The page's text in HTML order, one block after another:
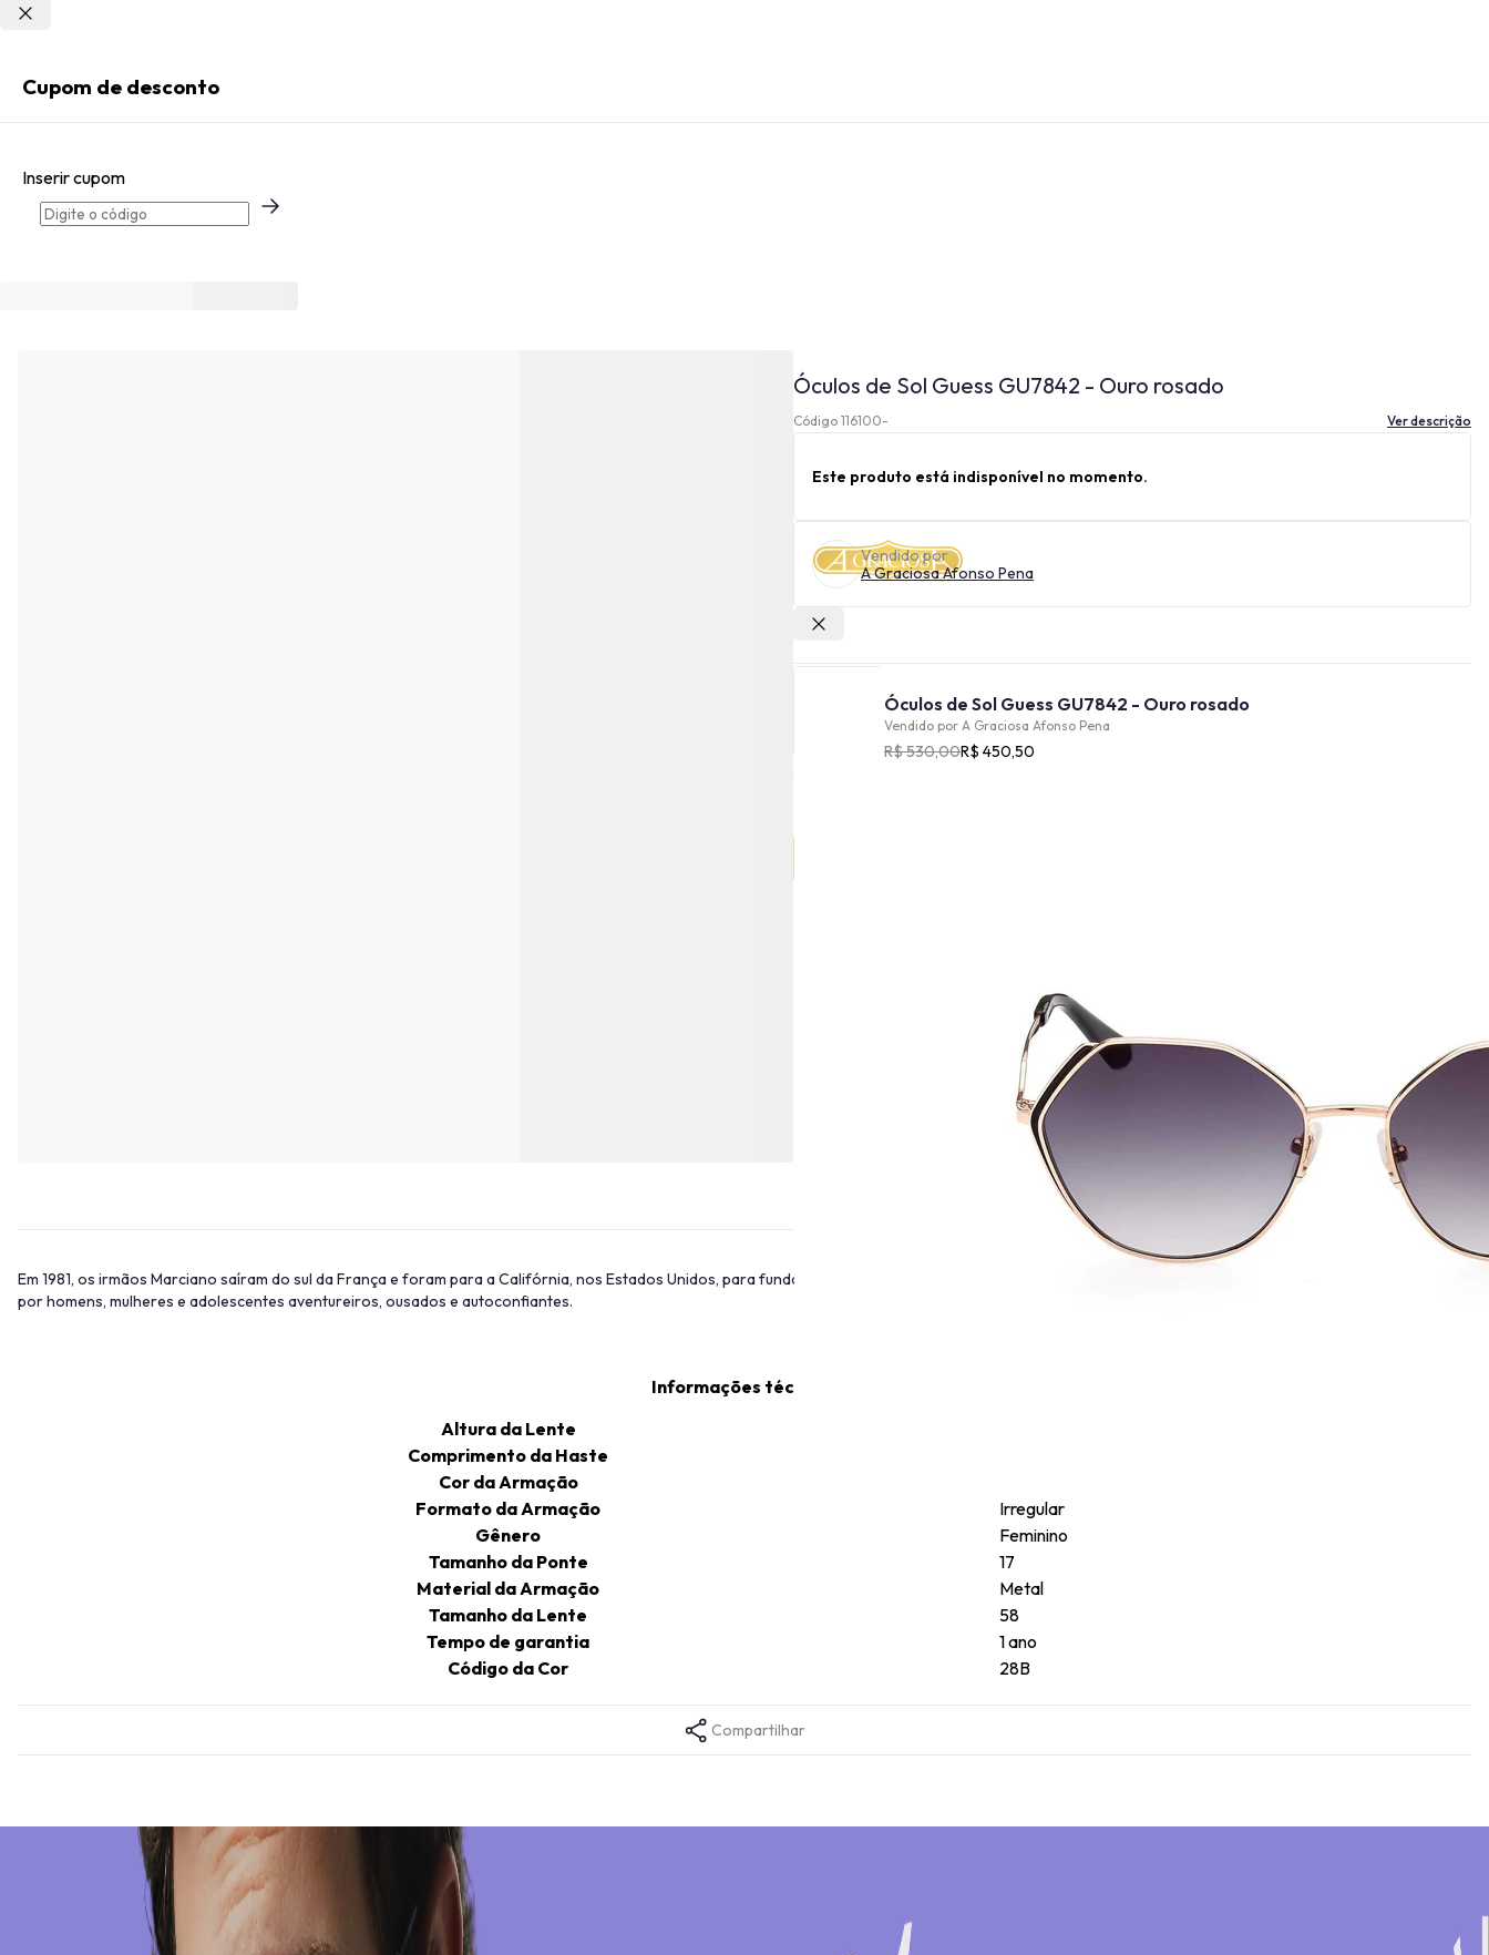
Esqueci minha senha
Acessar com senha temporária
Cupom de desconto
Inserir cupom
Óculos de Sol Guess GU7842 - Ouro rosado
Código 116100- Ver descrição
Este produto está indisponível no momento.
Vendido por
A Graciosa Afonso Pena
Óculos de Sol Guess GU7842 - Ouro rosado
Vendido por A Graciosa Afonso Pena
R$ 530,00R$ 450,50
Em 1981, os irmãos Marciano saíram do sul da França e foram para a Califórnia, nos Estados Unidos, para fundar a Guess, sua marca de vestuário. Assim como as roupas, os óculos Guess podem ser usados
por homens, mulheres e adolescentes aventureiros, ousados ​​e autoconfiantes.
Informações técnicas
Altura da Lente
Comprimento da Haste
Cor da Armação
Formato da Armação
Irregular
Gênero
Feminino
Tamanho da Ponte
17
Material da Armação
Metal
Tamanho da Lente
58
Tempo de garantia
1 ano
Código da Cor
28B
Compartilhar